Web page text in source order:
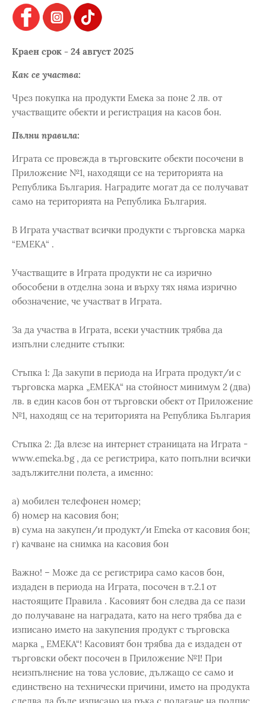
Краен срок - 24 август 2025
Как се участва:
Чрез покупка на продукти Емека за поне 2 лв. от
участващите обекти и регистрация на касов бон.
Пълни правила:
Играта се провежда в търговските обекти посочени в
Приложение №1, находящи се на територията на
Република България. Наградите могат да се получават
само на територията на Република България.
В Играта участват всички продукти с търговска марка
“ЕМЕКА“ .
Участващите в Играта продукти не са изрично
обособени в отделна зона и върху тях няма изрично
обозначение, че участват в Играта.
За да участва в Играта, всеки участник трябва да
изпълни следните стъпки:
Стъпка 1: Да закупи в периода на Играта продукт/и с
търговска марка „ЕМЕКА“ на стойност минимум 2 (два)
лв. в един касов бон от търговски обект от Приложение
№1, находящ се на територията на Република България
Стъпка 2: Да влезе на интернет страницата на Играта -
www.emeka.bg , да се регистрира, като попълни всички
задължителни полета, а именно:
а) мобилен телефонен номер;
б) номер на касовия бон;
в) сума на закупен/и продукт/и Emeka от касовия бон;
г) качване на снимка на касовия бон
Важно! – Може да се регистрира само касов бон,
издаден в периода на Играта, посочен в т.2.1 от
настоящите Правила . Касовият бон следва да се пази
до получаване на наградата, като на него трябва да е
изписано името на закупения продукт с търговска
марка „ EMEKA“! Касовият бон трябва да е издаден от
търговски обект посочен в Приложение №1! При
неизпълнение на това условие, дължащо се само и
единствено на технически причини, името на продукта